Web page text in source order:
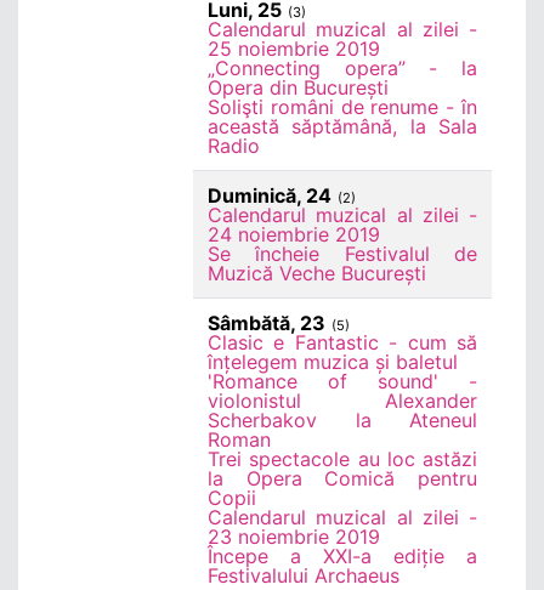
Luni, 25 (3)
Calendarul muzical al zilei -
25 noiembrie 2019
„Connecting opera” - la
Opera din București
Solişti români de renume - în
această săptămână, la Sala
Radio
Duminică, 24 (2)
Calendarul muzical al zilei -
24 noiembrie 2019
Se încheie Festivalul de
Muzică Veche București
Sâmbătă, 23 (5)
Clasic e Fantastic - cum să
înțelegem muzica și baletul
'Romance of sound' -
violonistul Alexander
Scherbakov la Ateneul
Roman
Trei spectacole au loc astăzi
la Opera Comică pentru
Copii
Calendarul muzical al zilei -
23 noiembrie 2019
Începe a XXI-a ediție a
Festivalului Archaeus